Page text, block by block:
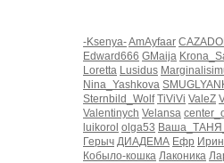
-Ksenya-AmAyfaar
Edward666 GMaija
Loretta Lusidus
Nina_Yashkova
Sternbild_Wolf TiViVi ValeZ
Valentinych Velansa
luikorol olga53
Герыч ДИАДЕМА Ефр
Кобыло-кошка Лаконика